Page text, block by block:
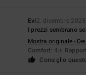
Evi2. dicembre 2025
I prezzi sembrano
Mostra originale -
Comfort: 4/5
Consiglio